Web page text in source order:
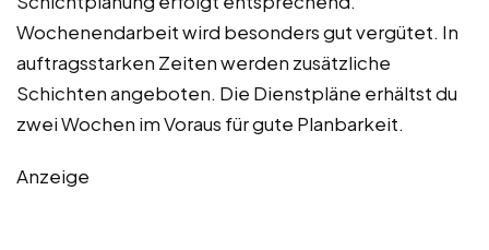
Wochenendarbeit wird besonders gut vergütet. In
auftragsstarken Zeiten werden zusätzliche
Schichten angeboten. Die Dienstpläne erhältst du
zwei Wochen im Voraus für gute Planbarkeit.
Anzeige